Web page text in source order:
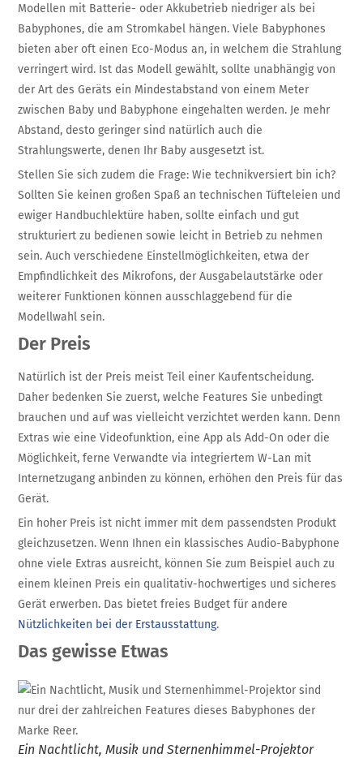
Modellen mit Batterie- oder Akkubetrieb niedriger als bei
Babyphones, die am Stromkabel hängen. Viele Babyphones
bieten aber oft einen Eco-Modus an, in welchem die Strahlung
verringert wird. Ist das Modell gewählt, sollte unabhängig von
der Art des Geräts ein Mindestabstand von einem Meter
zwischen Baby und Babyphone eingehalten werden. Je mehr
Abstand, desto geringer sind natürlich auch die
Strahlungswerte, denen Ihr Baby ausgesetzt ist.
Stellen Sie sich zudem die Frage: Wie technikversiert bin ich?
Sollten Sie keinen großen Spaß an technischen Tüfteleien und
ewiger Handbuchlektüre haben, sollte einfach und gut
strukturiert zu bedienen sowie leicht in Betrieb zu nehmen
sein. Auch verschiedene Einstellmöglichkeiten, etwa der
Empfindlichkeit des Mikrofons, der Ausgabelautstärke oder
weiterer Funktionen können ausschlaggebend für die
Modellwahl sein.
Der Preis
Natürlich ist der Preis meist Teil einer Kaufentscheidung.
Daher bedenken Sie zuerst, welche Features Sie unbedingt
brauchen und auf was vielleicht verzichtet werden kann. Denn
Extras wie eine Videofunktion, eine App als Add-On oder die
Möglichkeit, ferne Verwandte via integriertem W-Lan mit
Internetzugang anbinden zu können, erhöhen den Preis für das
Gerät.
Ein hoher Preis ist nicht immer mit dem passendsten Produkt
gleichzusetzen. Wenn Ihnen ein klassisches Audio-Babyphone
ohne viele Extras ausreicht, können Sie zum Beispiel auch zu
einem kleinen Preis ein qualitativ-hochwertiges und sicheres
Gerät erwerben. Das bietet freies Budget für andere
Nützlichkeiten bei der Erstausstattung.
Das gewisse Etwas
Ein Nachtlicht, Musik und Sternenhimmel-Projektor